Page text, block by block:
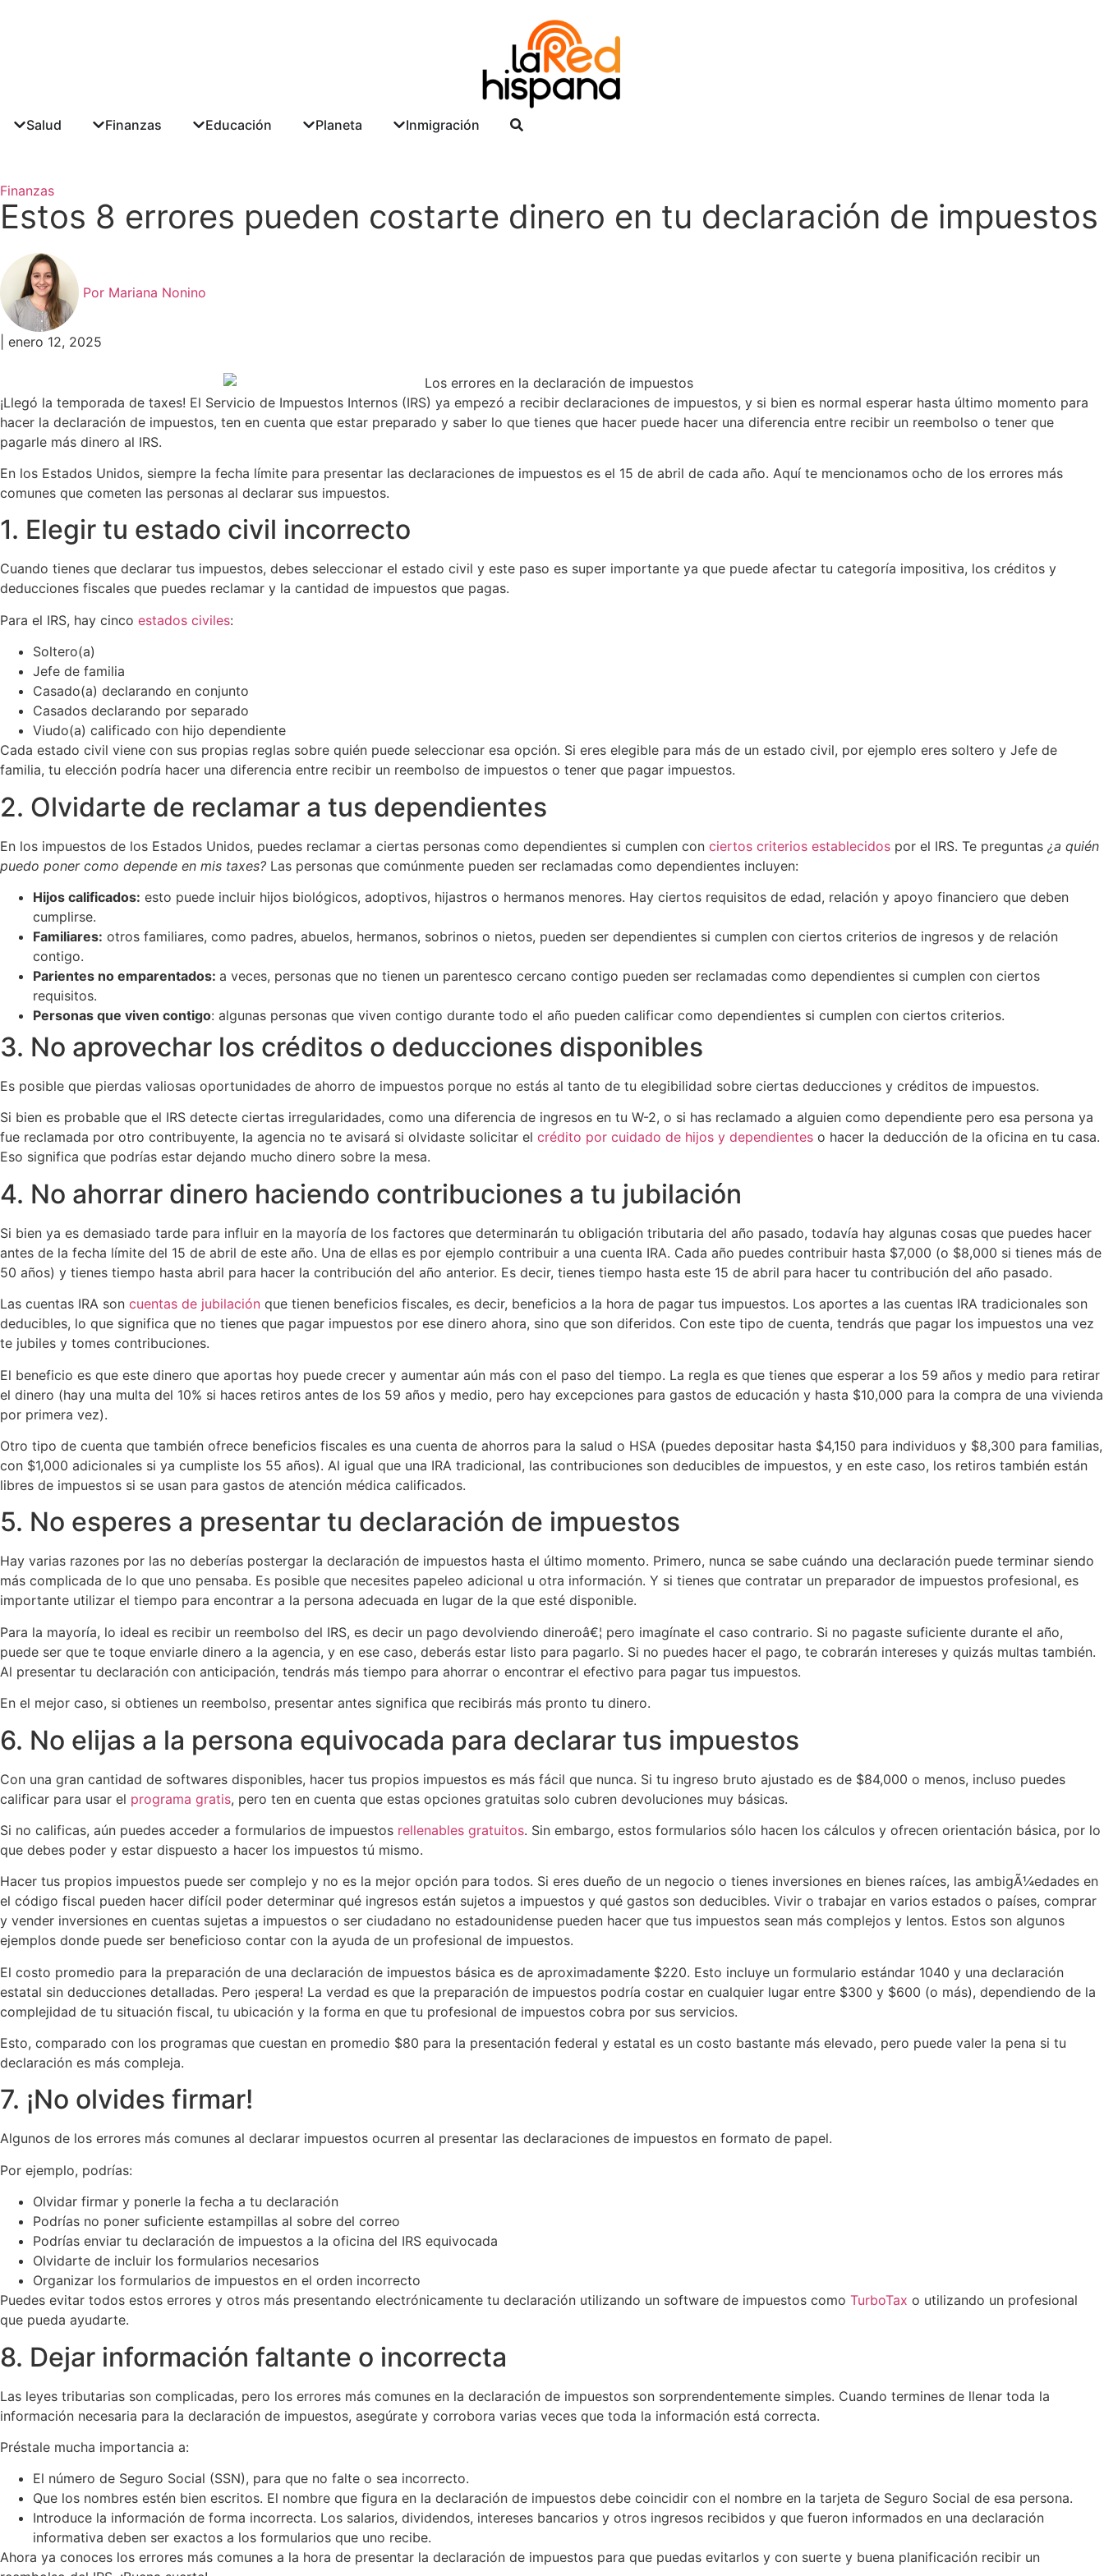
Salud Finanzas Educación Planeta Inmigración
Finanzas
Estos 8 errores pueden costarte dinero en tu declaración de impuestos
Por Mariana Nonino
enero 12, 2025
¡Llegó la temporada de taxes! El Servicio de Impuestos Internos (IRS) ya empezó a recibir declaraciones de impuestos, y si bien es normal esperar hasta último momento para
hacer la declaración de impuestos, ten en cuenta que estar preparado y saber lo que tienes que hacer puede hacer una diferencia entre recibir un reembolso o tener que
pagarle más dinero al IRS.
En los Estados Unidos, siempre la fecha límite para presentar las declaraciones de impuestos es el 15 de abril de cada año. Aquí te mencionamos ocho de los errores más
comunes que cometen las personas al declarar sus impuestos.
1. Elegir tu estado civil incorrecto
Cuando tienes que declarar tus impuestos, debes seleccionar el estado civil y este paso es super importante ya que puede afectar tu categoría impositiva, los créditos y
deducciones fiscales que puedes reclamar y la cantidad de impuestos que pagas.
Para el IRS, hay cinco estados civiles:
Soltero(a)
Jefe de familia
Casado(a) declarando en conjunto
Casados declarando por separado
Viudo(a) calificado con hijo dependiente
Cada estado civil viene con sus propias reglas sobre quién puede seleccionar esa opción. Si eres elegible para más de un estado civil, por ejemplo eres soltero y Jefe de
familia, tu elección podría hacer una diferencia entre recibir un reembolso de impuestos o tener que pagar impuestos.
2. Olvidarte de reclamar a tus dependientes
En los impuestos de los Estados Unidos, puedes reclamar a ciertas personas como dependientes si cumplen con ciertos criterios establecidos por el IRS. Te preguntas ¿a quién
puedo poner como depende en mis taxes? Las personas que comúnmente pueden ser reclamadas como dependientes incluyen:
Hijos calificados: esto puede incluir hijos biológicos, adoptivos, hijastros o hermanos menores. Hay ciertos requisitos de edad, relación y apoyo financiero que deben
cumplirse.
Familiares: otros familiares, como padres, abuelos, hermanos, sobrinos o nietos, pueden ser dependientes si cumplen con ciertos criterios de ingresos y de relación
contigo.
Parientes no emparentados: a veces, personas que no tienen un parentesco cercano contigo pueden ser reclamadas como dependientes si cumplen con ciertos
requisitos.
Personas que viven contigo: algunas personas que viven contigo durante todo el año pueden calificar como dependientes si cumplen con ciertos criterios.
3. No aprovechar los créditos o deducciones disponibles
Es posible que pierdas valiosas oportunidades de ahorro de impuestos porque no estás al tanto de tu elegibilidad sobre ciertas deducciones y créditos de impuestos.
Si bien es probable que el IRS detecte ciertas irregularidades, como una diferencia de ingresos en tu W-2, o si has reclamado a alguien como dependiente pero esa persona ya
fue reclamada por otro contribuyente, la agencia no te avisará si olvidaste solicitar el crédito por cuidado de hijos y dependientes o hacer la deducción de la oficina en tu casa.
Eso significa que podrías estar dejando mucho dinero sobre la mesa.
4. No ahorrar dinero haciendo contribuciones a tu jubilación
Si bien ya es demasiado tarde para influir en la mayoría de los factores que determinarán tu obligación tributaria del año pasado, todavía hay algunas cosas que puedes hacer
antes de la fecha límite del 15 de abril de este año. Una de ellas es por ejemplo contribuir a una cuenta IRA. Cada año puedes contribuir hasta $7,000 (o $8,000 si tienes más de
50 años) y tienes tiempo hasta abril para hacer la contribución del año anterior. Es decir, tienes tiempo hasta este 15 de abril para hacer tu contribución del año pasado.
Las cuentas IRA son cuentas de jubilación que tienen beneficios fiscales, es decir, beneficios a la hora de pagar tus impuestos. Los aportes a las cuentas IRA tradicionales son
deducibles, lo que significa que no tienes que pagar impuestos por ese dinero ahora, sino que son diferidos. Con este tipo de cuenta, tendrás que pagar los impuestos una vez
te jubiles y tomes contribuciones.
El beneficio es que este dinero que aportas hoy puede crecer y aumentar aún más con el paso del tiempo. La regla es que tienes que esperar a los 59 años y medio para retirar
el dinero (hay una multa del 10% si haces retiros antes de los 59 años y medio, pero hay excepciones para gastos de educación y hasta $10,000 para la compra de una vivienda
por primera vez).
Otro tipo de cuenta que también ofrece beneficios fiscales es una cuenta de ahorros para la salud o HSA (puedes depositar hasta $4,150 para individuos y $8,300 para familias,
con $1,000 adicionales si ya cumpliste los 55 años). Al igual que una IRA tradicional, las contribuciones son deducibles de impuestos, y en este caso, los retiros también están
libres de impuestos si se usan para gastos de atención médica calificados.
5. No esperes a presentar tu declaración de impuestos
Hay varias razones por las no deberías postergar la declaración de impuestos hasta el último momento. Primero, nunca se sabe cuándo una declaración puede terminar siendo
más complicada de lo que uno pensaba. Es posible que necesites papeleo adicional u otra información. Y si tienes que contratar un preparador de impuestos profesional, es
importante utilizar el tiempo para encontrar a la persona adecuada en lugar de la que esté disponible.
Para la mayoría, lo ideal es recibir un reembolso del IRS, es decir un pago devolviendo dineroâ€¦ pero imagínate el caso contrario. Si no pagaste suficiente durante el año,
puede ser que te toque enviarle dinero a la agencia, y en ese caso, deberás estar listo para pagarlo. Si no puedes hacer el pago, te cobrarán intereses y quizás multas también.
Al presentar tu declaración con anticipación, tendrás más tiempo para ahorrar o encontrar el efectivo para pagar tus impuestos.
En el mejor caso, si obtienes un reembolso, presentar antes significa que recibirás más pronto tu dinero.
6. No elijas a la persona equivocada para declarar tus impuestos
Con una gran cantidad de softwares disponibles, hacer tus propios impuestos es más fácil que nunca. Si tu ingreso bruto ajustado es de $84,000 o menos, incluso puedes
calificar para usar el programa gratis, pero ten en cuenta que estas opciones gratuitas solo cubren devoluciones muy básicas.
Si no calificas, aún puedes acceder a formularios de impuestos rellenables gratuitos. Sin embargo, estos formularios sólo hacen los cálculos y ofrecen orientación básica, por lo
que debes poder y estar dispuesto a hacer los impuestos tú mismo.
Hacer tus propios impuestos puede ser complejo y no es la mejor opción para todos. Si eres dueño de un negocio o tienes inversiones en bienes raíces, las ambigÃ¼edades en
el código fiscal pueden hacer difícil poder determinar qué ingresos están sujetos a impuestos y qué gastos son deducibles. Vivir o trabajar en varios estados o países, comprar
y vender inversiones en cuentas sujetas a impuestos o ser ciudadano no estadounidense pueden hacer que tus impuestos sean más complejos y lentos. Estos son algunos
ejemplos donde puede ser beneficioso contar con la ayuda de un profesional de impuestos.
El costo promedio para la preparación de una declaración de impuestos básica es de aproximadamente $220. Esto incluye un formulario estándar 1040 y una declaración
estatal sin deducciones detalladas. Pero ¡espera! La verdad es que la preparación de impuestos podría costar en cualquier lugar entre $300 y $600 (o más), dependiendo de la
complejidad de tu situación fiscal, tu ubicación y la forma en que tu profesional de impuestos cobra por sus servicios.
Esto, comparado con los programas que cuestan en promedio $80 para la presentación federal y estatal es un costo bastante más elevado, pero puede valer la pena si tu
declaración es más compleja.
7. ¡No olvides firmar!
Algunos de los errores más comunes al declarar impuestos ocurren al presentar las declaraciones de impuestos en formato de papel.
Por ejemplo, podrías:
Olvidar firmar y ponerle la fecha a tu declaración
Podrías no poner suficiente estampillas al sobre del correo
Podrías enviar tu declaración de impuestos a la oficina del IRS equivocada
Olvidarte de incluir los formularios necesarios
Organizar los formularios de impuestos en el orden incorrecto
Puedes evitar todos estos errores y otros más presentando electrónicamente tu declaración utilizando un software de impuestos como TurboTax o utilizando un profesional
que pueda ayudarte.
8. Dejar información faltante o incorrecta
Las leyes tributarias son complicadas, pero los errores más comunes en la declaración de impuestos son sorprendentemente simples. Cuando termines de llenar toda la
información necesaria para la declaración de impuestos, asegúrate y corrobora varias veces que toda la información está correcta.
Préstale mucha importancia a:
El número de Seguro Social (SSN), para que no falte o sea incorrecto.
Que los nombres estén bien escritos. El nombre que figura en la declaración de impuestos debe coincidir con el nombre en la tarjeta de Seguro Social de esa persona.
Introduce la información de forma incorrecta. Los salarios, dividendos, intereses bancarios y otros ingresos recibidos y que fueron informados en una declaración
informativa deben ser exactos a los formularios que uno recibe.
Ahora ya conoces los errores más comunes a la hora de presentar la declaración de impuestos para que puedas evitarlos y con suerte y buena planificación recibir un